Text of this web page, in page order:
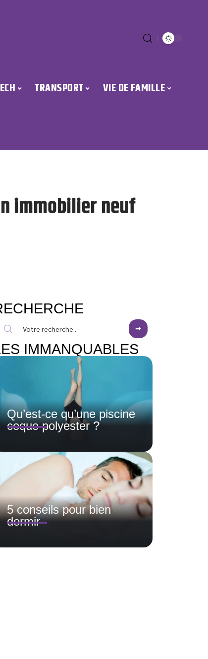
TRANSPORT
VIE DE FAMILLE
immobilier neuf
IMMANQUABLES
Qu’est-ce qu’une piscine
coque polyester ?
5 conseils pour bien
dormir